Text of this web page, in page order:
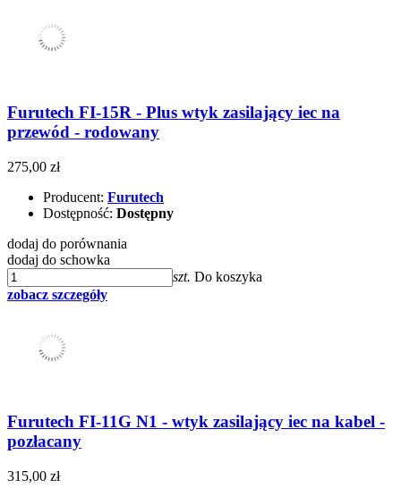
Furutech FI-15R - Plus wtyk zasilający iec na
przewód - rodowany
275,00 zł
Producent: Furutech
Dostępność: Dostępny
dodaj do porównania
dodaj do schowka
szt. Do koszyka
zobacz szczegóły
Furutech FI-11G N1 - wtyk zasilający iec na kabel -
pozłacany
315,00 zł